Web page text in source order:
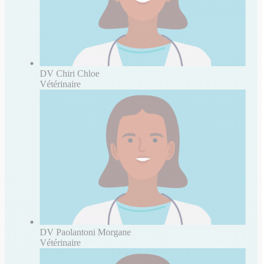
DV Chiri Chloe
Vétérinaire
DV Paolantoni Morgane
Vétérinaire